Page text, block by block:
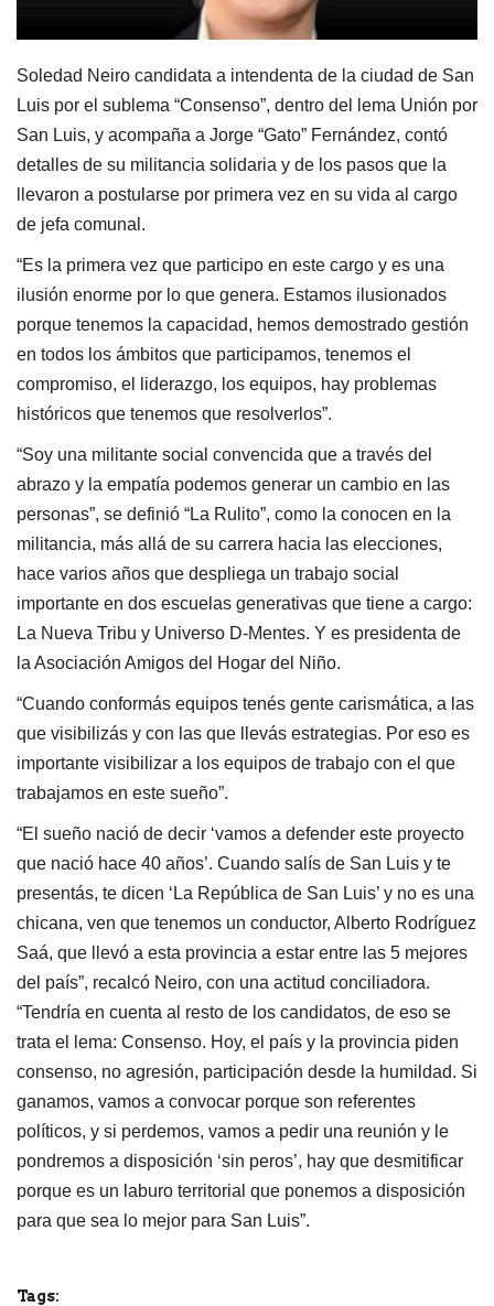
Soledad Neiro candidata a intendenta de la ciudad de San
Luis por el sublema “Consenso”, dentro del lema Unión por
San Luis, y acompaña a Jorge “Gato” Fernández, contó
detalles de su militancia solidaria y de los pasos que la
llevaron a postularse por primera vez en su vida al cargo
de jefa comunal.
“Es la primera vez que participo en este cargo y es una
ilusión enorme por lo que genera. Estamos ilusionados
porque tenemos la capacidad, hemos demostrado gestión
en todos los ámbitos que participamos, tenemos el
compromiso, el liderazgo, los equipos, hay problemas
históricos que tenemos que resolverlos”.
“Soy una militante social convencida que a través del
abrazo y la empatía podemos generar un cambio en las
personas”, se definió “La Rulito”, como la conocen en la
militancia, más allá de su carrera hacia las elecciones,
hace varios años que despliega un trabajo social
importante en dos escuelas generativas que tiene a cargo:
La Nueva Tribu y Universo D-Mentes. Y es presidenta de
la Asociación Amigos del Hogar del Niño.
“Cuando conformás equipos tenés gente carismática, a las
que visibilizás y con las que llevás estrategias. Por eso es
importante visibilizar a los equipos de trabajo con el que
trabajamos en este sueño”.
“El sueño nació de decir ‘vamos a defender este proyecto
que nació hace 40 años’. Cuando salís de San Luis y te
presentás, te dicen ‘La República de San Luis’ y no es una
chicana, ven que tenemos un conductor, Alberto Rodríguez
Saá, que llevó a esta provincia a estar entre las 5 mejores
del país”, recalcó Neiro, con una actitud conciliadora.
“Tendría en cuenta al resto de los candidatos, de eso se
trata el lema: Consenso. Hoy, el país y la provincia piden
consenso, no agresión, participación desde la humildad. Si
ganamos, vamos a convocar porque son referentes
políticos, y si perdemos, vamos a pedir una reunión y le
pondremos a disposición ‘sin peros’, hay que desmitificar
porque es un laburo territorial que ponemos a disposición
para que sea lo mejor para San Luis”.
Tags: